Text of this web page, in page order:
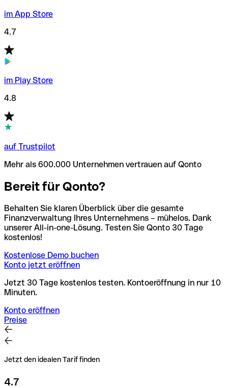
im App Store
4.7
im Play Store
4.8
auf Trustpilot
Mehr als 600.000 Unternehmen vertrauen auf Qonto
Bereit für Qonto?
Behalten Sie klaren Überblick über die gesamte
Finanzverwaltung Ihres Unternehmens – mühelos. Dank
unserer All-in-one-Lösung. Testen Sie Qonto 30 Tage
kostenlos!
Kostenlose Demo buchen
Konto jetzt eröffnen
Jetzt 30 Tage kostenlos testen. Kontoeröffnung in nur 10
Minuten.
Konto eröffnen
Preise
Jetzt den idealen Tarif finden
4.7